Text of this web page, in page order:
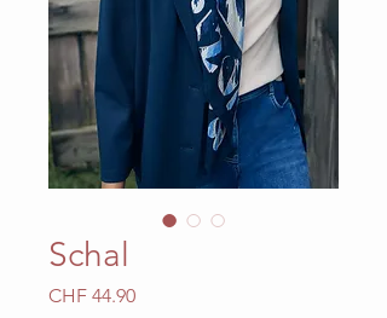
Schal
CHF 44.90Preis